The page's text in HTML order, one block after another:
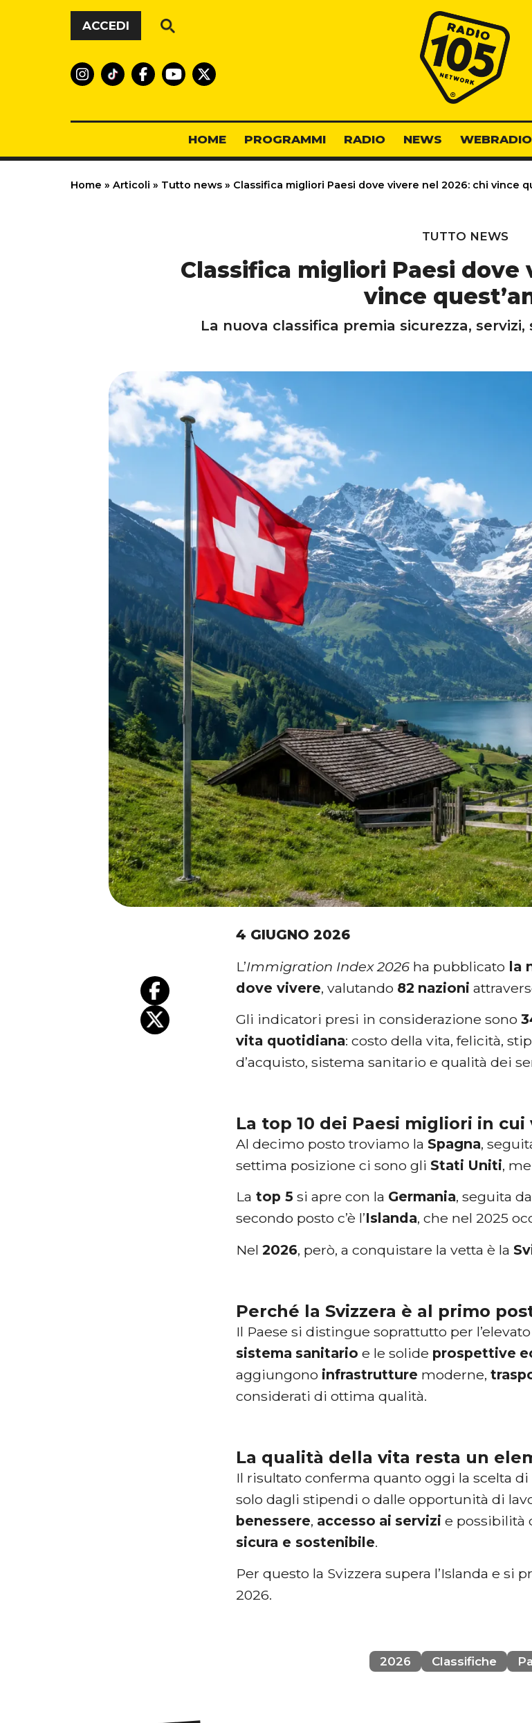
Vai al contenuto
ACCEDI
Radio 105
HOME PROGRAMMI RADIO NEWS WEBRADIO
Home » Articoli » Tutto news » Classifica migliori Paesi dove vivere nel 2026: chi vince
TUTTO NEWS
Classifica migliori Paesi dove
vince
La nuova classifica premia sicurezza,
4 GIUGNO 2026
L’Immigration Index 2026 ha pubblicato la
dove vivere, valutando 82 nazioni
Gli indicatori presi in considerazione sono
vita quotidiana: costo della vita, felicità,
d’acquisto, sistema sanitario e qualità dei
La top 10 dei Paesi migliori in cui
Al decimo posto troviamo la Spagna,
settima posizione ci sono gli Stati Uniti,
La top 5 si apre con la Germania, seguita
secondo posto c’è l’Islanda, che nel 2025
Nel2026, però, a conquistare la vetta è la
Perché la Svizzera è al primo
Il Paese si distingue soprattutto per
sistema sanitario e le solide prospettive
aggiungono infrastrutture moderne,
considerati di ottima qualità.
La qualità della vita resta un
Il risultato conferma quanto oggi la scelta
solo dagli stipendi o dalle opportunità di
benessere, accesso ai servizi e possibilità
sicura e sostenibile.
Per questo la Svizzera supera l’Islanda e si
2026.
2026 Classifiche